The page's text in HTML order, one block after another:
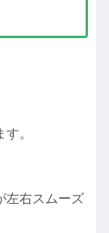
。
左右スムーズ